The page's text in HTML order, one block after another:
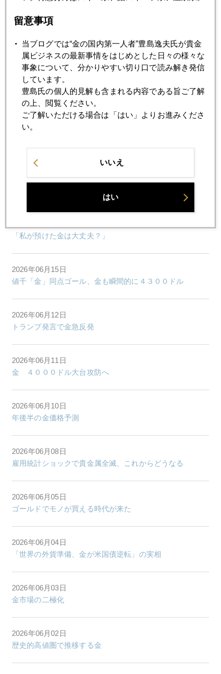
2026年06月23日
グリーンスパン氏の報酬は金？
2026年06月22日
金、本格回復時期、年越しになりそう
2026年06月19日
2026年06月17日
「私が預けた金は大丈夫？」
2026年06月15日
値千「金」同点ゴール、金も瞬間的に４３００ドル
2026年06月12日
トランプ発言で金急反発
2026年06月11日
金 ４０００ドル大台攻防へ
2026年06月10日
年後半の金価格予測
2026年06月08日
雇用統計ショックで貴金属全滅、これからどうなる
2026年06月05日
ゴールドでモノが買える時代が来た
2026年06月04日
「世界の外貨準備、金が米国債逆転」の実相
2026年06月03日
金市場の二極化
2026年06月02日
歴史的高値圏で推移する金
留意事項
当ブログでは“金の国内第一人者”豊島逸夫氏が貴金
属ビジネスの最新事情をはじめとした日々の様々な
事象について、分かりやすい切り口で読み解き発信
しています。
豊島氏の個人的見解も含まれる内容である旨ご了解
の上、閲覧ください。
ご了解いただける場合は「はい」よりお進みくださ
い。
いいえ
はい